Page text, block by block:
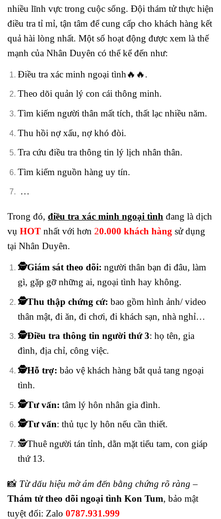
nhiều lĩnh vực trong cuộc sống. Đội thám tử thực hiện
điều tra tỉ mỉ, tận tâm để cung cấp cho khách hàng kết
quả hài lòng nhất. Một số hoạt động được xem là thế
mạnh của Nhân Duyên có thể kể đến như:
Điều tra xác minh ngoại tình🔥🔥.
Theo dõi quản lý con cái thông minh.
Tìm kiếm người thân mất tích, thất lạc nhiều năm.
Thu hồi nợ xấu, nợ khó đòi.
Tra cứu điều tra thông tin lý lịch nhân thân.
Tìm kiếm nguồn hàng uy tín.
…
Trong đó, điều tra xác minh ngoại tình đang là dịch
vụ HOT nhất với hơn 20.000 khách hàng sử dụng
tại Nhân Duyên.
🕵️Giám sát theo dõi: người thân bạn đi đâu, làm
gì, gặp gỡ những ai, ngoại tình hay không.
🕵️Thu thập chứng cứ: bao gồm hình ảnh/ video
thân mật, đi ăn, đi chơi, đi khách sạn, nhà nghỉ…
🕵️Điều tra thông tin người thứ 3: họ tên, gia
đình, địa chỉ, công việc.
🕵️Hỗ trợ: bảo vệ khách hàng bắt quả tang ngoại
tình.
🕵️Tư vấn: tâm lý hôn nhân gia đình.
🕵️Tư vấn: thủ tục ly hôn nếu cần thiết.
🕵️Thuê người tán tỉnh, dằn mặt tiểu tam, con giáp
thứ 13.
📸 Từ dấu hiệu mờ ám đến bằng chứng rõ ràng –
Thám tử theo dõi ngoại tình Kon Tum, bảo mật
tuyệt đối: Zalo 0787.931.999